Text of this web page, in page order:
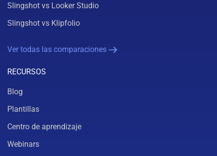
Slingshot vs Looker Studio
Slingshot vs Klipfolio
Ver todas las comparaciones
RECURSOS
Blog
Plantillas
Centro de aprendizaje
Webinars